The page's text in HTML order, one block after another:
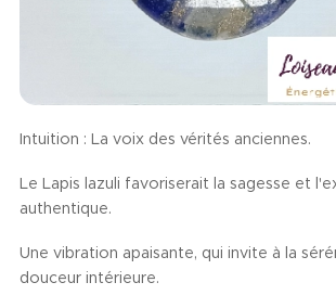
Intuition : La voix des vérités anciennes.
Le Lapis lazuli favoriserait la sagesse et
authentique.
Une vibration apaisante, qui invite à la
douceur intérieure.